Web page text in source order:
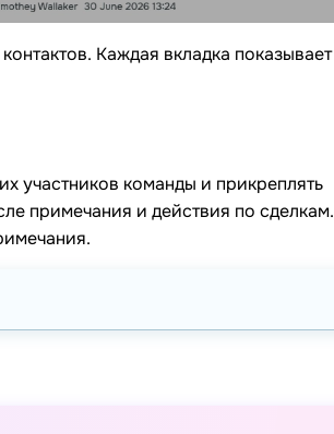
контактов. Каждая вкладка показывает
участников команды и прикреплять
примечания и действия по сделкам.